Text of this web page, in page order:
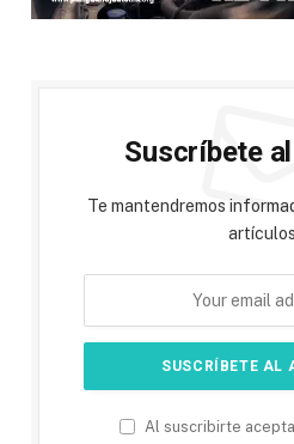
Suscríbete
Te mantendremos
Al suscribirte